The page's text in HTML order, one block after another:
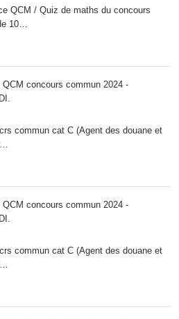
QCM / Quiz de maths du concours
10…
QCM concours commun 2024 -
.
commun cat C (Agent des douane et
QCM concours commun 2024 -
.
commun cat C (Agent des douane et